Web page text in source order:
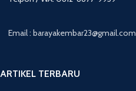
Email : barayakembar23@gmail.com
ARTIKEL TERBARU